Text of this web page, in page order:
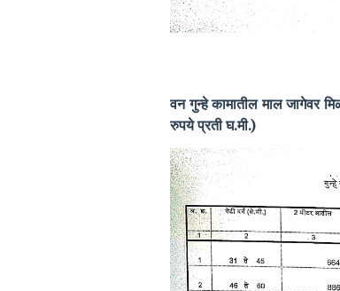
वन गुन्हे कामातील माल जागेवर
रुपये प्रती घ.मी.)